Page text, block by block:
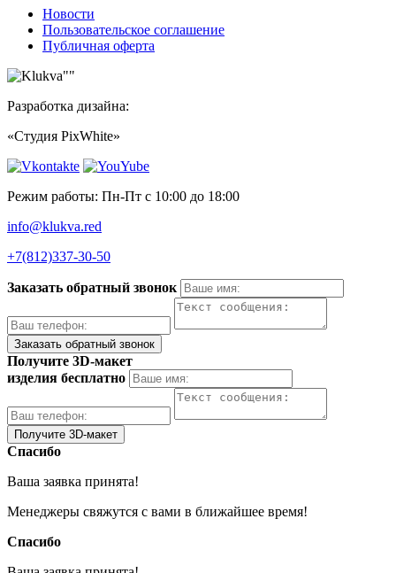
Новости
Пользовательское соглашение
Публичная оферта
Разработка дизайна:
«Студия PixWhite»
Режим работы: Пн-Пт с 10:00 до 18:00
info@klukva.red
+7(812)337‑30-50
Заказать обратный звонок
Получите 3D-макет
изделия бесплатно
Спасибо
Ваша заявка принята!
Менеджеры свяжутся с вами в ближайшее время!
Спасибо